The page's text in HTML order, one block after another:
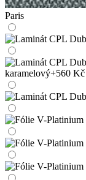
Paris
karamelový+560 Kč